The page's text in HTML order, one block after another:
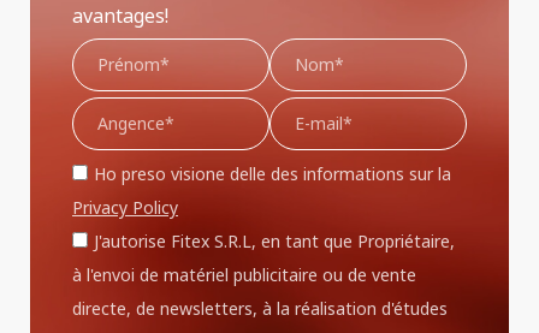
avantages!
Ho preso visione delle des informations sur la
Privacy Policy
J'autorise Fitex S.R.L, en tant que Propriétaire,
à l'envoi de matériel publicitaire ou de vente
directe, de newsletters, à la réalisation d'études